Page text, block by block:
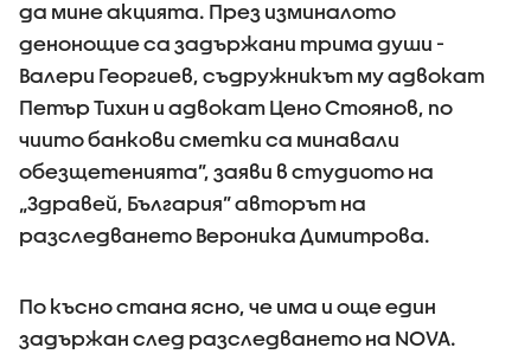
да мине акцията. През изминалото
денонощие са задържани трима души -
Валери Георгиев, съдружникът му адвокат
Петър Тихин и адвокат Цено Стоянов, по
чиито банкови сметки са минавали
обезщетенията”, заяви в студиото на
„Здравей, България” авторът на
разследването Вероника Димитрова.
По късно стана ясно, че има и още един
задържан след разследването на NOVA.